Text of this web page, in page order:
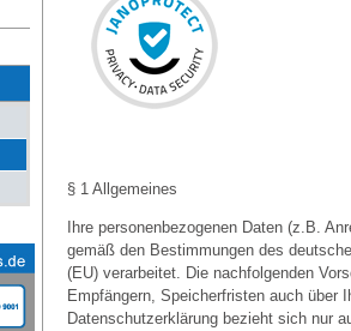
§ 1 Allgemeines
Ihre personenbezogenen Daten (z.B.
gemäß den Bestimmungen des
(EU) verarbeitet. Die nachfolgenden
Empfängern, Speicherfristen auch über
Datenschutzerklärung bezieht sich nur